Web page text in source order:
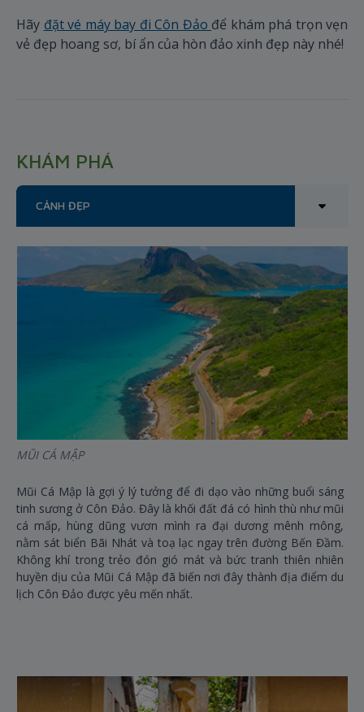
Hãy đặt vé máy bay đi Côn Đảo để khám phá trọn vẹn
vẻ đẹp hoang sơ, bí ẩn của hòn đảo xinh đẹp này nhé!
KHÁM PHÁ
CẢNH ĐẸP
MŨI CÁ MẬP
Mũi Cá Mập là gợi ý lý tưởng để đi dạo vào những buổi sáng
tinh sương ở Côn Đảo. Đây là khối đất đá có hình thù như mũi
cá mấp, hùng dũng vươn mình ra đại dương mênh mông,
nằm sát biển Bãi Nhát và toạ lạc ngay trên đường Bến Đầm.
Không khí trong trẻo đón gió mát và bức tranh thiên nhiên
huyền dịu của Mũi Cá Mập đã biến nơi đây thành địa điểm du
lịch Côn Đảo được yêu mến nhất.